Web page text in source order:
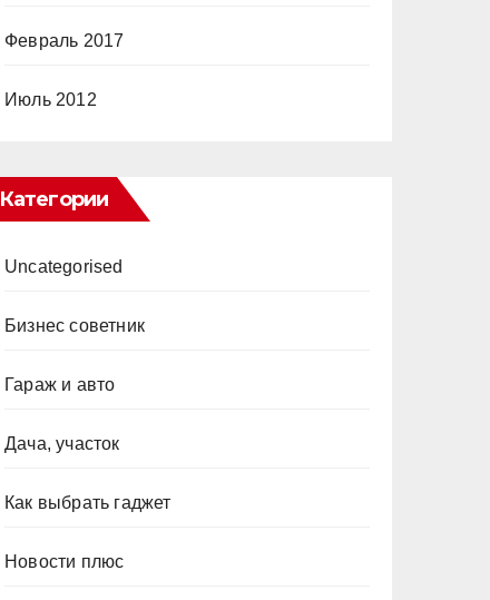
Февраль 2017
Июль 2012
Категории
Uncategorised
Бизнес советник
Гараж и авто
Дача, участок
Как выбрать гаджет
Новости плюс